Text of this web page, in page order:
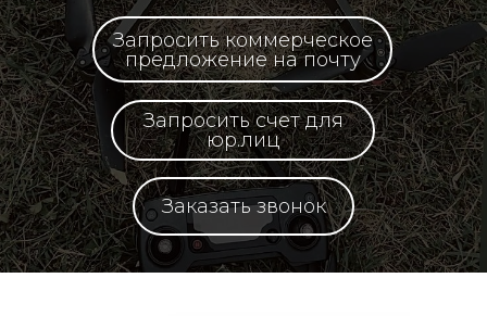
Заказать звонок
Запросить коммерческое
предложение на почту
Запросить счет для
юр.лиц